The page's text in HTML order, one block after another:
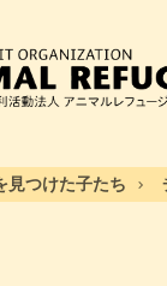
見つけた子たち